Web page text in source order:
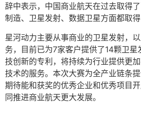
辞中表示，中国商业航天在过去取得
制造、卫星发射、数据卫星方面都取得
星河动力主要从事商业的卫星发射，
务，目前已为7家客户提供了14颗卫
技创新的专利，将持续为行业提供更
技术的服务。本次大赛为全产业链条
期待能和获奖的优秀企业和优秀项目
同推进商业航天更大发展。